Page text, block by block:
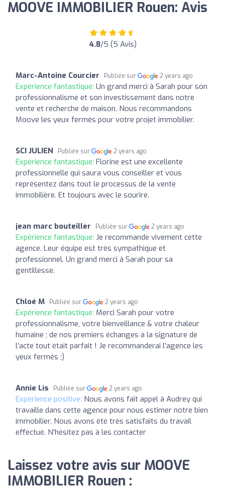
MOOVE IMMOBILIER Rouen: Avis
4.8/5 (5 Avis)
Marc-Antoine Courcier Publiée sur 2 years ago
Expérience fantastique: Un grand merci à Sarah pour son
professionnalisme et son investissement dans notre
vente et recherche de maison. Nous recommandons
Moove les yeux fermés pour votre projet immobilier.
SCI JULIEN Publiée sur 2 years ago
Expérience fantastique: Florine est une excellente
professionnelle qui saura vous conseiller et vous
représentez dans tout le processus de la vente
immobilière. Et toujours avec le sourire.
jean marc bouteiller Publiée sur 2 years ago
Expérience fantastique: Je recommande vivement cette
agence. Leur équipe est très sympathique et
professionnel. Un grand merci à Sarah pour sa
gentillesse.
Chloé M Publiée sur 2 years ago
Expérience fantastique: Merci Sarah pour votre
professionnalisme, votre bienveillance & votre chaleur
humaine ; de nos premiers échanges à la signature de
l'acte tout était parfait ! Je recommanderai l'agence les
yeux fermés ;)
Annie Lis Publiée sur 2 years ago
Expérience positive: Nous avons fait appel à Audrey qui
travaille dans cette agence pour nous estimer notre bien
immobilier. Nous avons été très satisfaits du travail
effectué. N'hésitez pas à les contacter
Laissez votre avis sur MOOVE
IMMOBILIER Rouen :